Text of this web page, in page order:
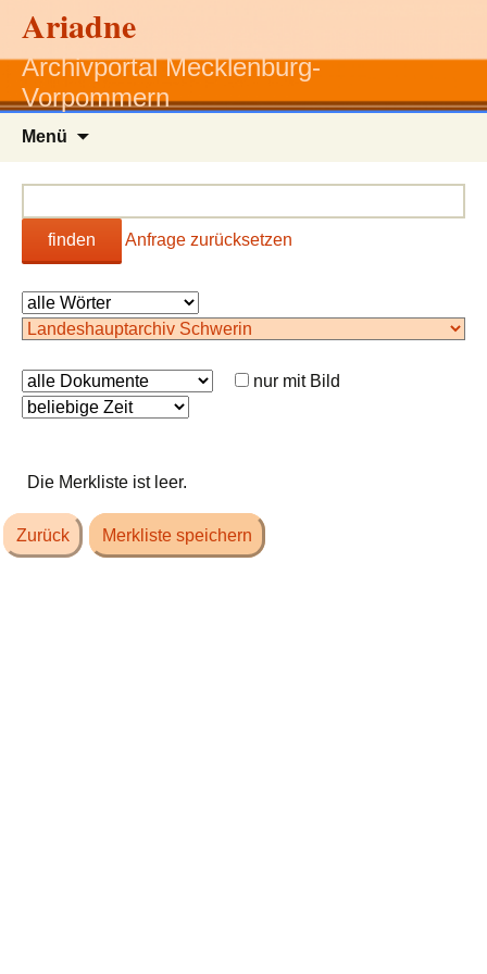
Ariadne
Archivportal Mecklenburg-
Vorpommern
Menü
finden Anfrage zurücksetzen
nur mit Bild
Die Merkliste ist leer.
Zurück Merkliste speichern